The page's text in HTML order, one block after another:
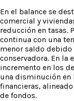
En el balance se
comercial y
reducción en tasas.
continua con una
menor saldo
conservadora. En la
incremento en los
una disminución en
financieras,
de fondos.